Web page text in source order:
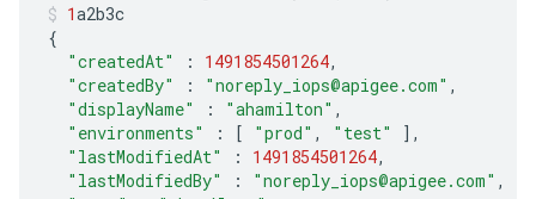
1a2b3c
{
"createdAt"
: 1491854501264,
"createdBy"
: "noreply_iops@apigee.com" ,
"displayName"
: "ahamilton" ,
"environments"
: [ "prod" , "test"
],
"lastModifiedAt"
: 1491854501264,
"lastModifiedBy"
: "noreply_iops@apigee.com" ,